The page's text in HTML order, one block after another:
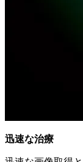
迅速な治療